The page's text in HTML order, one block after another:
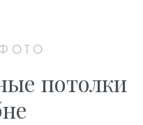
потолки